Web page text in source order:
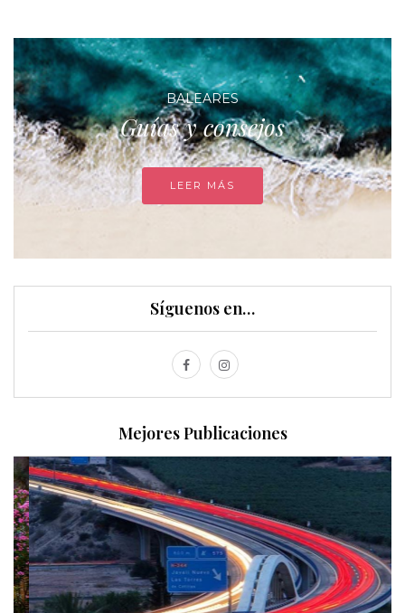
BALEARES
Guías y consejos
LEER MÁS
Síguenos en…
Mejores Publicaciones